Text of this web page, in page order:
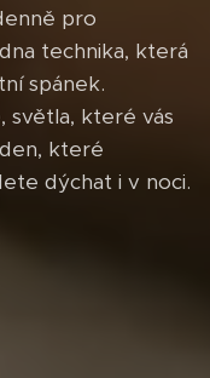
pro
technika, která
spánek.
světla, které vás
které
dýchat i v noci.